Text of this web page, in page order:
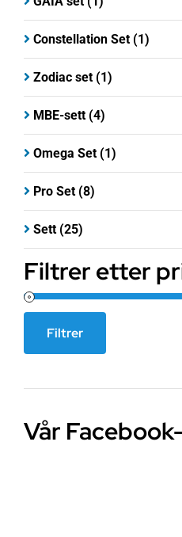
Constellation Set (1)
Zodiac set (1)
MBE-sett (4)
Omega Set (1)
Pro Set (8)
Sett (25)
Filtrer etter
Makspris
Filtrer
Vår